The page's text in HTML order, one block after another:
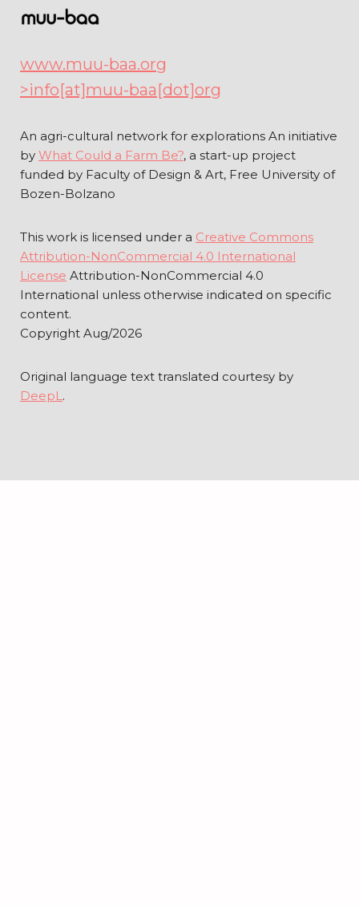
www.muu-baa.org
>info[at]muu-baa[dot]org
An agri-cultural network for explorations An initiative
by What Could a Farm Be?, a start-up project
funded by Faculty of Design & Art, Free University of
Bozen-Bolzano
This work is licensed under a Creative Commons
Attribution-NonCommercial 4.0 International
License Attribution-NonCommercial 4.0
International unless otherwise indicated on specific
content.
Copyright Aug/2026
Original language text translated courtesy by
DeepL .